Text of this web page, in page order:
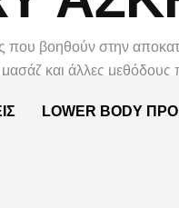
που βοηθούν στην
μασάζ και άλλες
LOWER BODY